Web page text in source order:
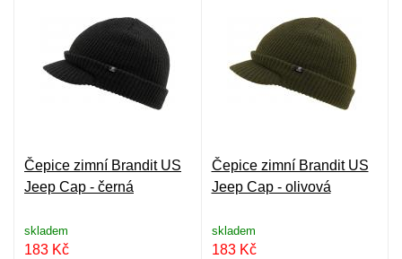
Čepice zimní Brandit US
Jeep Cap - černá
skladem
183 Kč
Čepice zimní Brandit US
Jeep Cap - olivová
skladem
183Kč